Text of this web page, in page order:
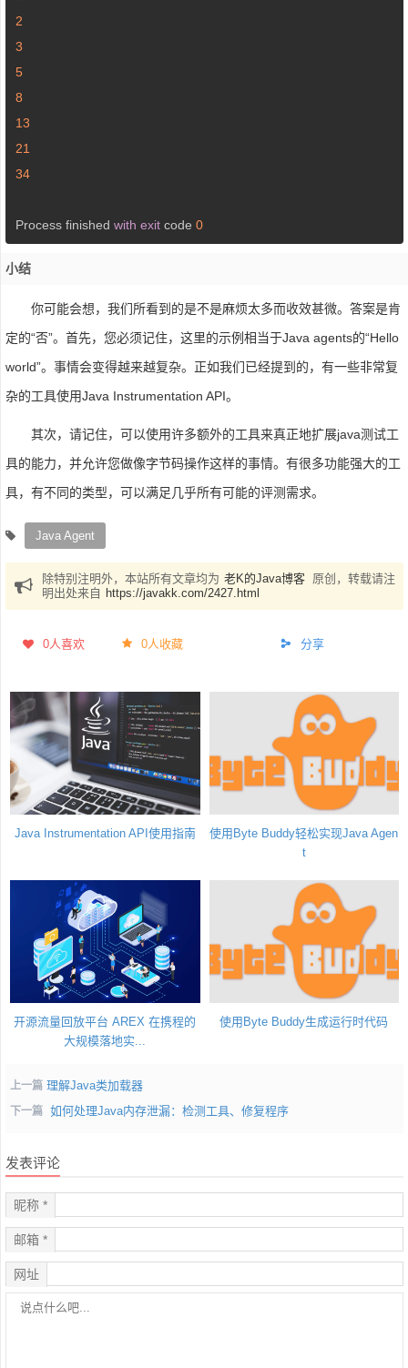
2
3
5
8
13
21
34
Process finished with exit code 0
小结
你可能会想，我们所看到的是不是麻烦太多而收效甚微。答案是肯
定的“否”。首先，您必须记住，这里的示例相当于Java agents的“Hello
world”。事情会变得越来越复杂。正如我们已经提到的，有一些非常复
杂的工具使用Java Instrumentation API。
其次，请记住，可以使用许多额外的工具来真正地扩展java测试工
具的能力，并允许您做像字节码操作这样的事情。有很多功能强大的工
具，有不同的类型，可以满足几乎所有可能的评测需求。
Java Agent
除特别注明外，本站所有文章均为 老K的Java博客 原创，转载请注
明出处来自 https://javakk.com/2427.html
0人喜欢 0人收藏 分享
Java Instrumentation API使用指南
使用Byte Buddy轻松实现Java Agen
t
开源流量回放平台 AREX 在携程的
大规模落地实...
使用Byte Buddy生成运行时代码
上一篇 理解Java类加载器
下一篇 如何处理Java内存泄漏：检测工具、修复程序
发表评论
昵称 *
邮箱 *
网址